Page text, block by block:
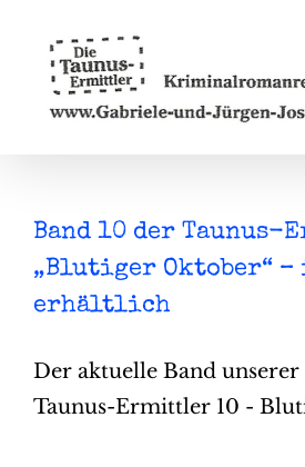
Inhalt
springen
Band 10 der
„Blutiger Oktober“
erhältlich
Der aktuelle Band
Taunus-Ermittler 10 -